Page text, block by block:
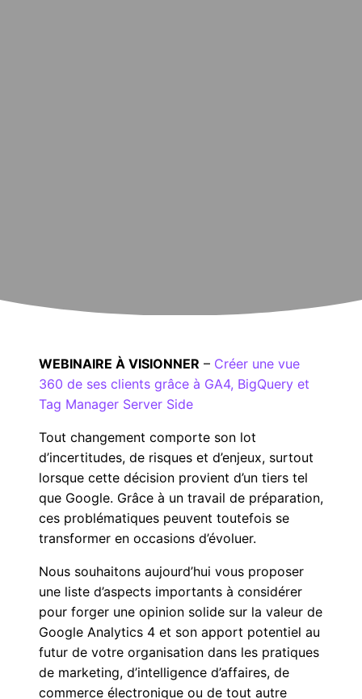
WEBINAIRE À VISIONNER – Créer une vue
360 de ses clients grâce à GA4, BigQuery et
Tag Manager Server Side
Tout changement comporte son lot
d’incertitudes, de risques et d’enjeux, surtout
lorsque cette décision provient d’un tiers tel
que Google. Grâce à un travail de préparation,
ces problématiques peuvent toutefois se
transformer en occasions d’évoluer.
Nous souhaitons aujourd’hui vous proposer
une liste d’aspects importants à considérer
pour forger une opinion solide sur la valeur de
Google Analytics 4 et son apport potentiel au
futur de votre organisation dans les pratiques
de marketing, d’intelligence d’affaires, de
commerce électronique ou de tout autre